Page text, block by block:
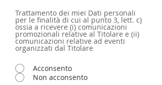
Trattamento dei miei Dati personali
per le finalità di cui al punto 3, lett. c)
ossia a ricevere (i) comunicazioni
promozionali relative al Titolare e (ii)
comunicazioni relative ad eventi
organizzati dal Titolare
Acconsento
Non acconsento